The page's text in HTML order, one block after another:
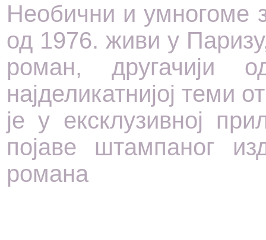
Необични и умногоме
од 1976. живи у
роман, другачији
најделикатнијој теми
је у ексклузивној
појаве штампаног
романа